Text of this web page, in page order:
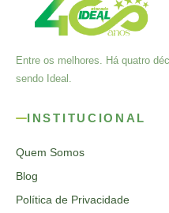
Entre os melhores. Há quatro
sendo Ideal.
INSTITUCIONAL
Quem Somos
Blog
Política de Privacidade